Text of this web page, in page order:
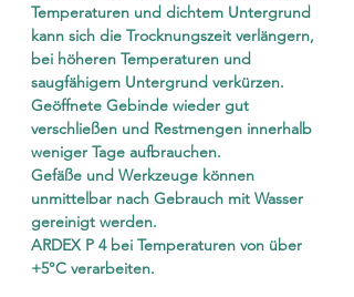
Temperaturen und dichtem Untergrund
kann sich die Trocknungszeit verlängern,
bei höheren Temperaturen und
saugfähigem Untergrund verkürzen.
Geöffnete Gebinde wieder gut
verschließen und Restmengen innerhalb
weniger Tage aufbrauchen.
Gefäße und Werkzeuge können
unmittelbar nach Gebrauch mit Wasser
gereinigt werden.
ARDEX P 4 bei Temperaturen von über
+5°C verarbeiten.